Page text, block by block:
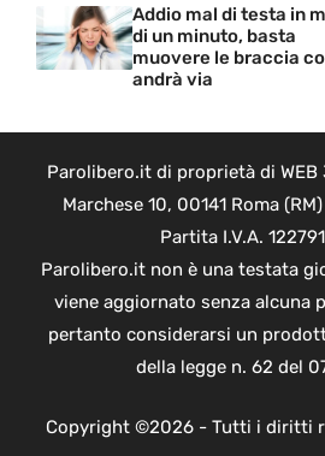
Addio mal di testa in
di un minuto, basta
muovere le braccia
andrà via
Parolibero.it di proprietà di WEB
Marchese 10, 00141 Roma
Partita I.V.A.
Parolibero.it non è una testata
viene aggiornato senza alcuna
pertanto considerarsi un
della legge n. 62 del
Copyright ©2026 - Tutti i diritti